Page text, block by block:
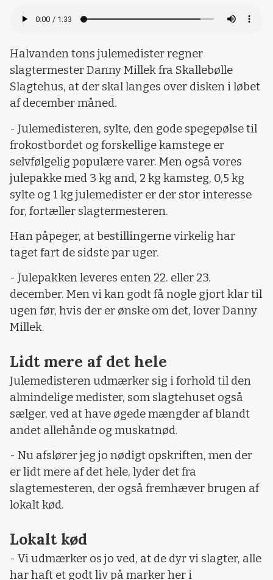
Halvanden tons julemedister regner
slagtermester Danny Millek fra Skallebølle
Slagtehus, at der skal langes over disken i løbet
af december måned.
- Julemedisteren, sylte, den gode spegepølse til
frokostbordet og forskellige kamstege er
selvfølgelig populære varer. Men også vores
julepakke med 3 kg and, 2 kg kamsteg, 0,5 kg
sylte og 1 kg julemedister er der stor interesse
for, fortæller slagtermesteren.
Han påpeger, at bestillingerne virkelig har
taget fart de sidste par uger.
- Julepakken leveres enten 22. eller 23.
december. Men vi kan godt få nogle gjort klar til
ugen før, hvis der er ønske om det, lover Danny
Millek.
Lidt mere af det hele
Julemedisteren udmærker sig i forhold til den
almindelige medister, som slagtehuset også
sælger, ved at have øgede mængder af blandt
andet allehånde og muskatnød.
- Nu afslører jeg jo nødigt opskriften, men der
er lidt mere af det hele, lyder det fra
slagtemesteren, der også fremhæver brugen af
lokalt kød.
Lokalt kød
- Vi udmærker os jo ved, at de dyr vi slagter, alle
har haft et godt liv på marker her i